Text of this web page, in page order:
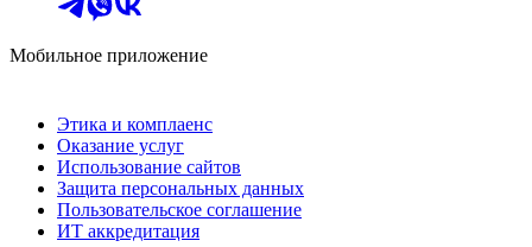
Мобильное приложение
Этика и комплаенс
Оказание услуг
Использование сайтов
Защита персональных данных
Пользовательское соглашение
ИТ аккредитация